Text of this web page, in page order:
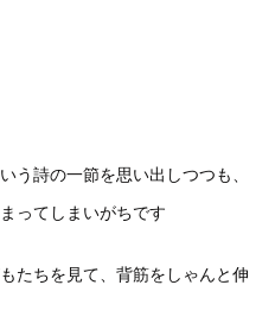
う詩の一節を思い出しつつも、
ってしまいがちです
たちを見て、背筋をしゃんと伸